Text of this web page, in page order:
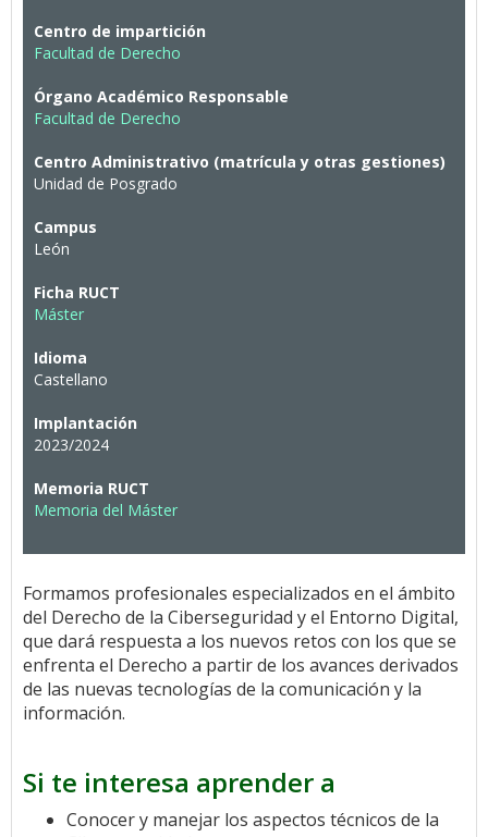
Centro de impartición
Facultad de Derecho
Órgano Académico Responsable
Facultad de Derecho
Centro Administrativo (matrícula y otras gestiones)
Unidad de Posgrado
Campus
León
Ficha RUCT
Máster
Idioma
Castellano
Implantación
2023/2024
Memoria RUCT
Memoria del Máster
Formamos profesionales especializados en el ámbito
del Derecho de la Ciberseguridad y el Entorno Digital,
que dará respuesta a los nuevos retos con los que se
enfrenta el Derecho a partir de los avances derivados
de las nuevas tecnologías de la comunicación y la
información.
Si te interesa aprender a
Conocer y manejar los aspectos técnicos de la